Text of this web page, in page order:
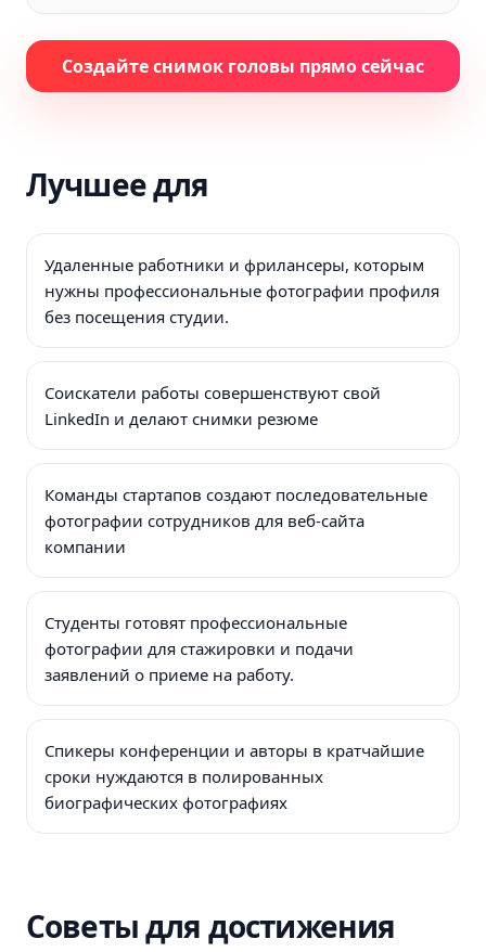
Создайте снимок головы прямо сейчас
Лучшее для
Удаленные работники и фрилансеры, которым
нужны профессиональные фотографии профиля
без посещения студии.
Соискатели работы совершенствуют свой
LinkedIn и делают снимки резюме
Команды стартапов создают последовательные
фотографии сотрудников для веб-сайта
компании
Студенты готовят профессиональные
фотографии для стажировки и подачи
заявлений о приеме на работу.
Спикеры конференции и авторы в кратчайшие
сроки нуждаются в полированных
биографических фотографиях
Советы для достижения